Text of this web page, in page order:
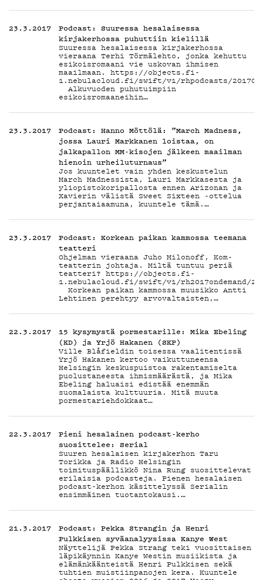
23.3.2017
Podcast: Suuressa hesalaisessa
kirjakerhossa puhuttiin kielillä
Suuressa hesalaisessa kirjakerhossa
vieraana Terhi Törmälehto, jonka kehuttu
esikoisromaani vie uskovan ihmisen
maailmaan. https://objects.fi-
1.nebulacloud.fi/swift/v1/rhpodcasts/
Alkuvuoden puhutuimpiin
esikoisromaaneihin…
23.3.2017
Podcast: Hanno Möttölä: ”March Madness,
jossa Lauri Markkanen loistaa, on
jalkapallon MM-kisojen jälkeen maailman
hienoin urheiluturnaus”
Jos kuuntelet vain yhden keskustelun
March Madnessista, Lauri Markkasesta ja
yliopistokoripallosta ennen Arizonan ja
Xavierin välistä Sweet Sixteen -ottelua
perjantaiaamuna, kuuntele tämä.…
23.3.2017
Podcast: Korkean paikan kammossa teemana
teatteri
Ohjelman vieraana Juho Milonoff, Kom-
teatterin johtaja. Miltä tuntuu periä
teatteri? https://objects.fi-
1.nebulacloud.fi/swift/v1/rh2017ondemand/
Korkean paikan kammossa muusikko Antti
Lehtinen perehtyy arvovaltaisten,…
22.3.2017
15 kysymystä pormestarille: Mika Ebeling
(KD) ja Yrjö Hakanen (SKP)
Ville Blåfieldin toisessa vaalitentissä
Yrjö Hakanen kertoo vaikuttuneensa
Helsingin keskuspuistoa rakentamiselta
puolustaneesta ihmismäärästä, ja Mika
Ebeling haluaisi edistää enemmän
suomalaista kulttuuria. Mitä muuta
pormestariehdokkaat…
22.3.2017
Pieni hesalainen podcast-kerho
suosittelee: Serial
Suuren hesalaisen kirjakerhon Taru
Torikka ja Radio Helsingin
toimituspäällikkö Nina Rung suosittelevat
erilaisia podcasteja. Pienen hesalaisen
podcast-kerhon käsittelyssä Serialin
ensimmäinen tuotantokausi.…
21.3.2017
Podcast: Pekka Strangin ja Henri
Pulkkisen syväanalyysissa Kanye West
Näyttelijä Pekka Strang teki vuosittaisen
läpikäynnin Kanye Westin musiikista ja
elämänkäänteistä Henri Pulkkisen sekä
tuhtien muistiinpanojen kera. Kuuntele